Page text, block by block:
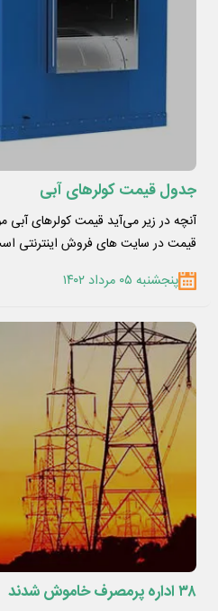
جدول قیمت کولرهای آبی
آنچه در زیر می‌آید قیمت کولرهای آبی
قیمت در سایت های فروش اینترنتی
پنجشنبه ۰۵ مرداد ۱۴۰۲
۳۸ اداره پرمصرف خاموش شدند